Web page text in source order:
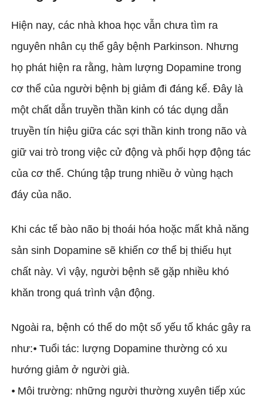
Hiện nay, các nhà khoa học vẫn chưa tìm ra
nguyên nhân cụ thể gây bệnh Parkinson. Nhưng
họ phát hiện ra rằng, hàm lượng Dopamine trong
cơ thể của người bệnh bị giảm đi đáng kể. Đây là
một chất dẫn truyền thần kinh có tác dụng dẫn
truyền tín hiệu giữa các sợi thần kinh trong não và
giữ vai trò trong việc cử động và phối hợp động tác
của cơ thể. Chúng tập trung nhiều ở vùng hạch
đáy của não.
Khi các tế bào não bị thoái hóa hoặc mất khả năng
sản sinh Dopamine sẽ khiến cơ thể bị thiếu hụt
chất này. Vì vậy, người bệnh sẽ gặp nhiều khó
khăn trong quá trình vận động.
Ngoài ra, bệnh có thể do một số yếu tố khác gây ra
như:⦁ Tuổi tác: lượng Dopamine thường có xu
hướng giảm ở người già.
⦁ Môi trường: những người thường xuyên tiếp xúc